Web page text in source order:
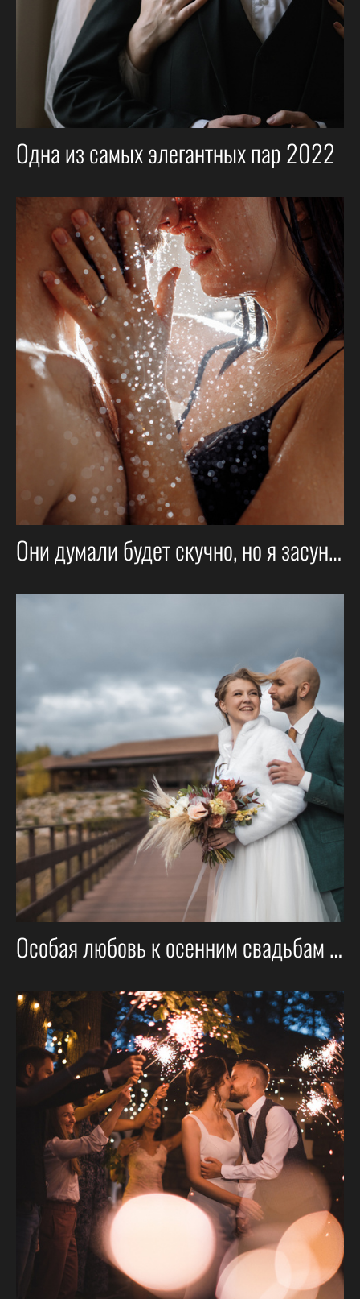
Одна из самых элегантных пар 2022
Они думали будет скучно, но я засунул их в душевую кабину🙈
Особая любовь к осенним свадьбам 🍁